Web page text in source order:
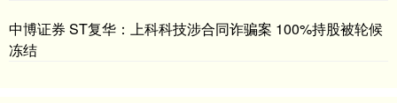
中博证券 ST复华：上科科技涉合同诈骗案 100%持股被轮候
冻结